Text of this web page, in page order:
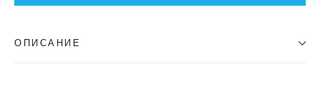
ОПИСАНИЕ